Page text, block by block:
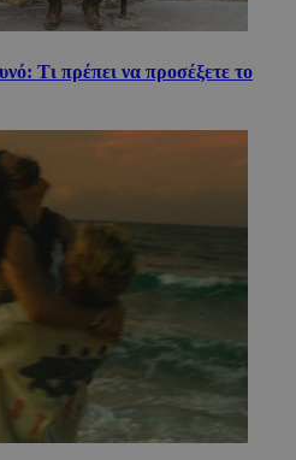
Τι πρέπει να προσέξετε το